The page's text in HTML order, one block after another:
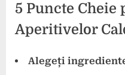
5 Puncte Cheie
Aperitivelor
Alegeți